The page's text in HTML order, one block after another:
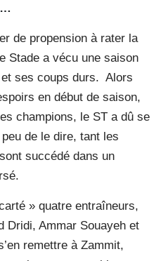
de propension à rater la
Stade a vécu une saison
ses coups durs. Alors
en début de saison,
champions, le ST a dû se
peu de le dire, tant les
succédé dans un
» quatre entraîneurs,
Dridi, Ammar Souayeh et
remettre à Zammit,